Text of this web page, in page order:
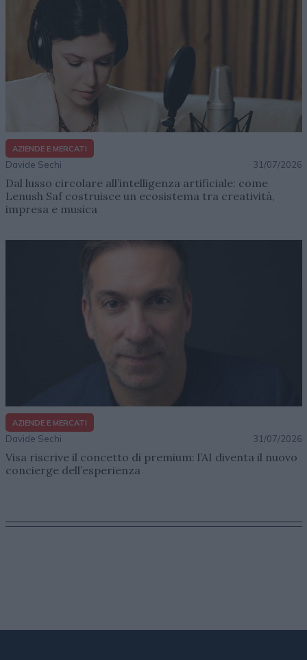
AZIENDE E MERCATI
Davide Sechi 31/07/2026
Dal lusso circolare all’intelligenza artificiale: come
Lenush Saf costruisce un ecosistema tra creatività,
impresa e musica
AZIENDE E MERCATI
Davide Sechi 31/07/2026
Visa riscrive il concetto di premium: l’AI diventa il nuovo
concierge dell’esperienza